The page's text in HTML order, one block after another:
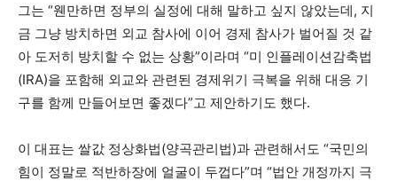
그는 “웬만하면 정부의 실정에 대해 말하고 싶지 않았는데, 지
금 그냥 방치하면 외교 참사에 이어 경제 참사가 벌어질 것 같
아 도저히 방치할 수 없는 상황”이라며 “미 인플레이션감축법
(IRA)을 포함해 외교와 관련된 경제위기 극복을 위해 대응 기
구를 함께 만들어보면 좋겠다”고 제안하기도 했다.
이 대표는 쌀값 정상화법(양곡관리법)과 관련해서도 “국민의
힘이 정말로 적반하장에 얼굴이 두껍다”며 “법안 개정까지 극